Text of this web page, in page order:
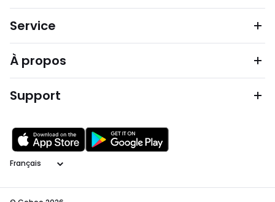
Service
À propos
Support
Langage